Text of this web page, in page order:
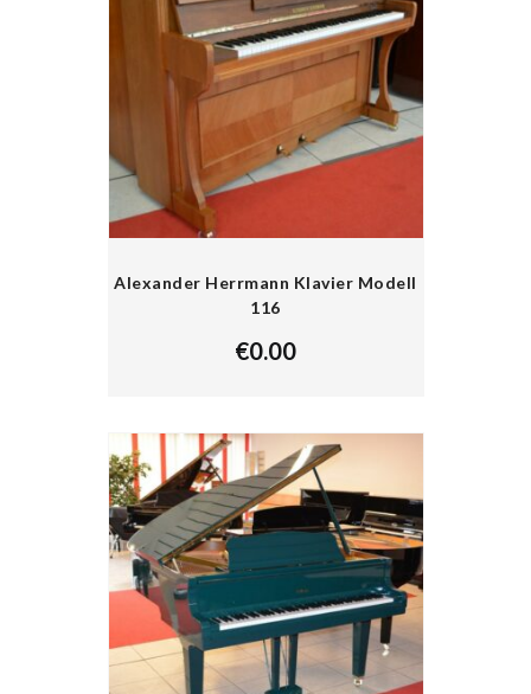
Alexander Herrmann Klavier Modell
116
€0.00